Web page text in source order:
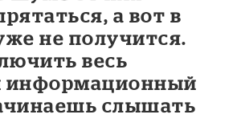
а вот в
не получится.
весь
информационный
слышать